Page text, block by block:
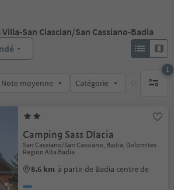
Villa-San Ciascian/San Cassiano-Badia
Note moyenne Catégorie Options de
1
1 filtre
Camping Sass Dlacia
San Cassiano/San Cassiano, Badia, Dolomites
Region Alta Badia
8.6 km à partir de Badia centre de